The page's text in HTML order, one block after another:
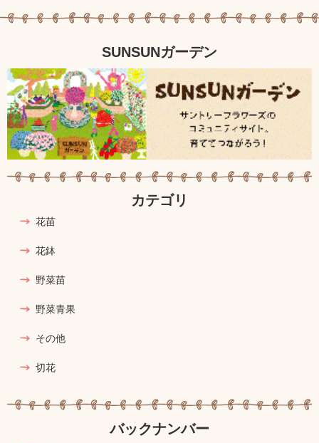
SUNSUNガーデン
カテゴリ
花苗
花鉢
野菜苗
野菜青果
その他
切花
バックナンバー